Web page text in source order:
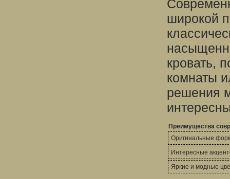
широкой
кровать,
комнаты
решения
Преимущества
Оригинальные
Интересные
Яркие и модные